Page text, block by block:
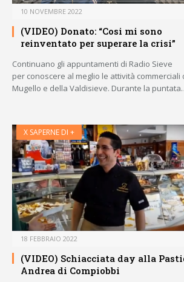
10 NOVEMBRE 2022
(VIDEO) Donato: “Cosi mi sono
reinventato per superare la crisi”
Continuano gli appuntamenti di Radio Sieve
per conoscere al meglio le attività commerciali
Mugello e della Valdisieve. Durante la
X SAPERNE DI +
18 FEBBRAIO 2022
(VIDEO) Schiacciata day alla
Andrea di Compiobbi